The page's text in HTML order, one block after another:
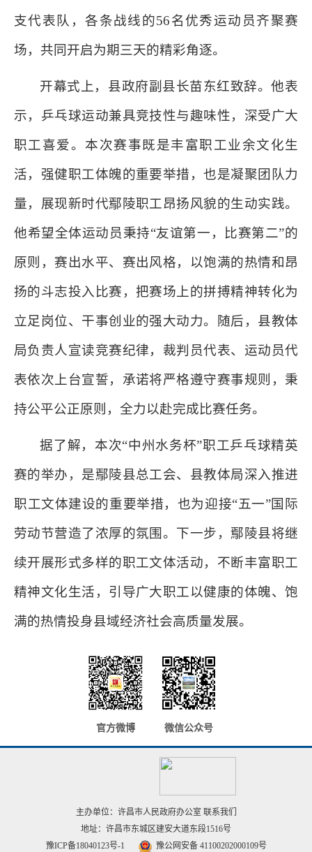
支代表队，各条战线的56名优秀运动员齐聚赛
场，共同开启为期三天的精彩角逐。
开幕式上，县政府副县长苗东红致辞。他表
示，乒乓球运动兼具竞技性与趣味性，深受广大
职工喜爱。本次赛事既是丰富职工业余文化生
活，强健职工体魄的重要举措，也是凝聚团队力
量，展现新时代鄢陵职工昂扬风貌的生动实践。
他希望全体运动员秉持“友谊第一，比赛第二”的
原则，赛出水平、赛出风格，以饱满的热情和昂
扬的斗志投入比赛，把赛场上的拼搏精神转化为
立足岗位、干事创业的强大动力。随后，县教体
局负责人宣读竞赛纪律，裁判员代表、运动员代
表依次上台宣誓，承诺将严格遵守赛事规则，秉
持公平公正原则，全力以赴完成比赛任务。
据了解，本次“中州水务杯”职工乒乓球精英
赛的举办，是鄢陵县总工会、县教体局深入推进
职工文体建设的重要举措，也为迎接“五一”国际
劳动节营造了浓厚的氛围。下一步，鄢陵县将继
续开展形式多样的职工文体活动，不断丰富职工
精神文化生活，引导广大职工以健康的体魄、饱
满的热情投身县域经济社会高质量发展。
官方微博 微信公众号
主办单位：许昌市人民政府办公室 联系我们
地址：许昌市东城区建安大道东段1516号
豫ICP备18040123号-1
豫公网安备 41100202000109号